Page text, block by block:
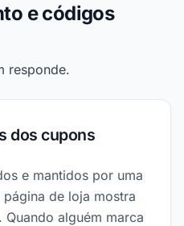
e códigos
responde.
dos cupons
e mantidos por uma
de loja mostra
alguém marca